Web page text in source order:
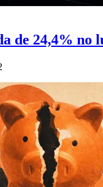
de 24,4% no